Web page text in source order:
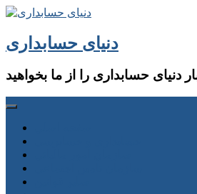
دنیای حسابداری